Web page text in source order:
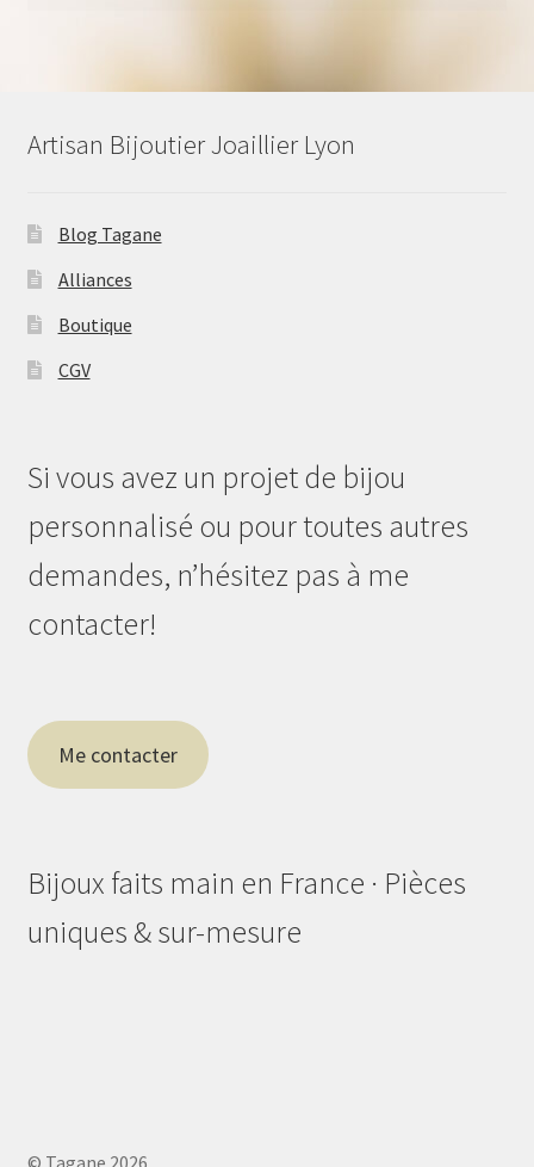
Artisan Bijoutier Joaillier Lyon
Blog Tagane
Alliances
Boutique
CGV
Si vous avez un projet de bijou
personnalisé ou pour toutes autres
demandes, n’hésitez pas à me
contacter!
Me contacter
Bijoux faits main en France · Pièces
uniques & sur-mesure